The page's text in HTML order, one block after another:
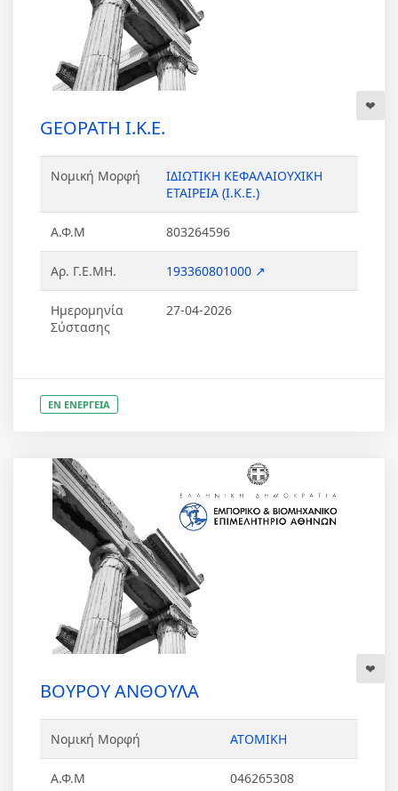
GEOPATH Ι.Κ.Ε.
Νομική Μορφή
ΙΔΙΩΤΙΚΗ ΚΕΦΑΛΑΙΟΥΧΙΚΗ
ΕΤΑΙΡΕΙΑ (Ι.Κ.Ε.)
Α.Φ.Μ 803264596
Αρ. Γ.Ε.ΜΗ. 193360801000 ↗
Ημερομηνία
Σύστασης
27-04-2026
ΕΝ ΕΝΕΡΓΕΙΑ
ΒΟΥΡΟΥ ΑΝΘΟΥΛΑ
Νομική Μορφή ΑΤΟΜΙΚΗ
Α.Φ.Μ 046265308